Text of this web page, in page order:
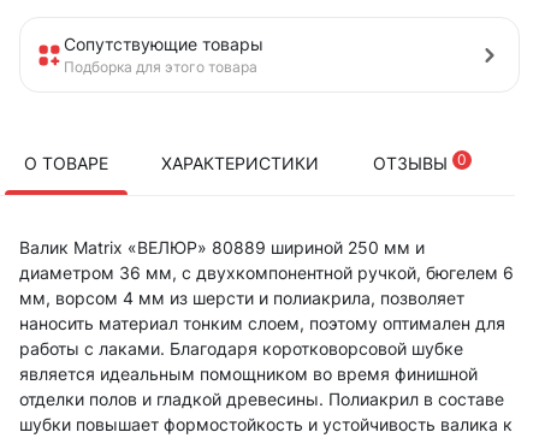
Сопутствующие товары
Подборка для этого товара
О ТОВАРЕ ХАРАКТЕРИСТИКИ ОТЗЫВЫ 0
Валик Matrix «ВЕЛЮР» 80889 шириной 250 мм и
диаметром 36 мм, с двухкомпонентной ручкой, бюгелем 6
мм, ворсом 4 мм из шерсти и полиакрила, позволяет
наносить материал тонким слоем, поэтому оптимален для
работы с лаками. Благодаря коротковорсовой шубке
является идеальным помощником во время финишной
отделки полов и гладкой древесины. Полиакрил в составе
шубки повышает формостойкость и устойчивость валика к